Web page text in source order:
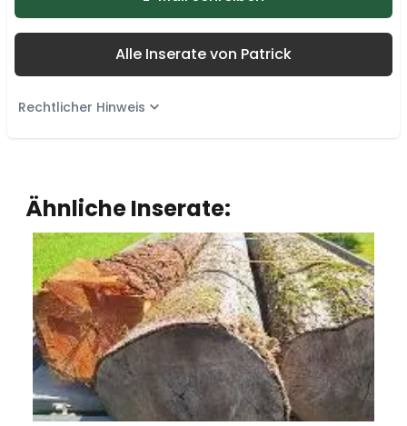
Alle Inserate von Patrick
Rechtlicher Hinweis
Ähnliche Inserate: